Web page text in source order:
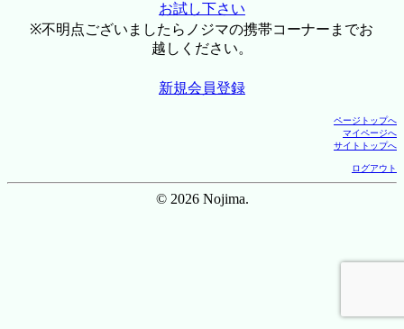
お試し下さい
※不明点ございましたらノジマの携帯コーナーまでお
越しください。
新規会員登録
ページトップへ
マイページへ
サイトトップへ
ログアウト
© 2026 Nojima.